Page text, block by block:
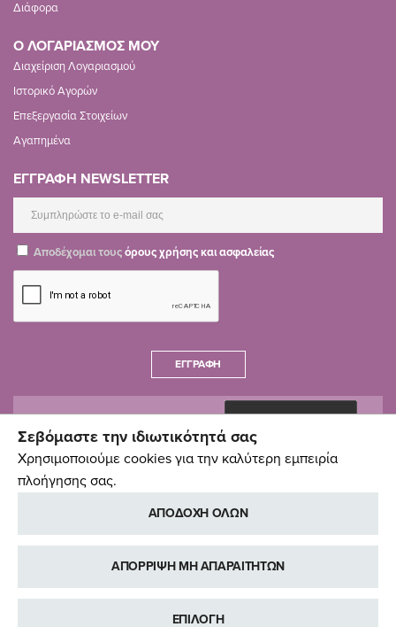
Διάφορα
Ο ΛΟΓΑΡΙΑΣΜΟΣ ΜΟΥ
Διαχείριση Λογαριασμού
Ιστορικό Αγορών
Επεξεργασία Στοιχείων
Αγαπημένα
ΕΓΓΡΑΦΗ NEWSLETTER
Αποδέχομαι τουςόρους χρήσης και ασφαλείας
ΕΓΓΡΑΦΉ
Σεβόμαστε την ιδιωτικότητά σας
Χρησιμοποιούμε cookies για την καλύτερη εμπειρία
πλοήγησης σας.
ΑΠΟΔΟΧΗ ΟΛΩΝ
ΑΠΟΡΡΙΨΗ ΜΗ ΑΠΑΡΑΙΤΗΤΩΝ
ΕΠΙΛΟΓΗ